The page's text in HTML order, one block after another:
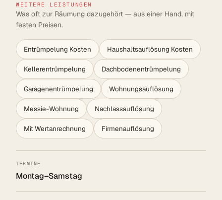
WEITERE LEISTUNGEN
Was oft zur Räumung dazugehört — aus einer Hand, mit
festen Preisen.
Entrümpelung Kosten Haushaltsauflösung Kosten
Kellerentrümpelung Dachbodenentrümpelung
Garagenentrümpelung Wohnungsauflösung
Messie-Wohnung Nachlassauflösung
Mit Wertanrechnung Firmenauflösung
TERMINE
Montag–Samstag